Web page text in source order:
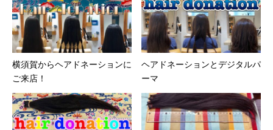
横須賀からヘアドネーションに
ご来店！
ヘアドネーションとデジタルパ
ーマ